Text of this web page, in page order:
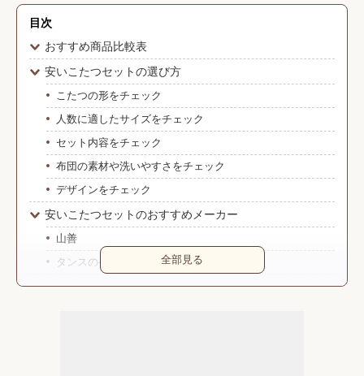
目次
おすすめ商品比較表
安いこたつセットの選び方
こたつの形をチェック
人数に適したサイズをチェック
セット内容をチェック
布団の素材や洗いやすさをチェック
デザインをチェック
安いこたつセットのおすすめメーカー
山善
タンスのゲン
安いこたつセットのおすすめランキング8選
全部見る